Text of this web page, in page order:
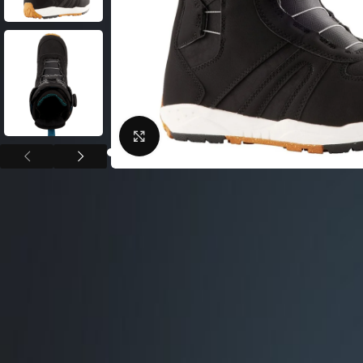
электрические
Велосипеды городские
Велосипеды складные
Велосипеды детские
Велосипеды женские
Велосипeды BMX
Беговелы
Шлема велосипедные
Замки для велосипеда
Сигналы для
Велоподножки
Крылья для
Кейсы для
Нажмите, чтобы увеличить